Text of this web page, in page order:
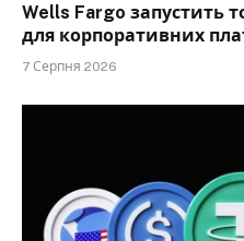
Wells Fargo запустить
для корпоративних
7 Серпня 2026